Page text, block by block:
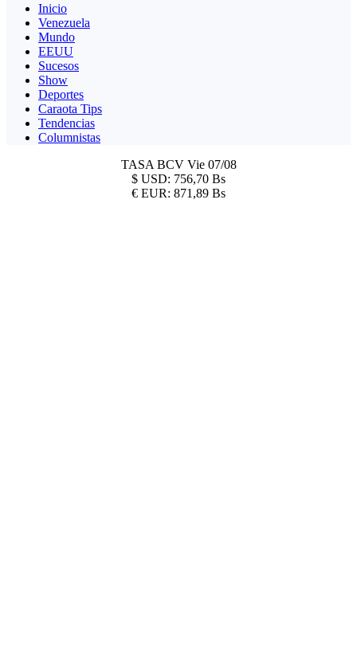
Inicio
Venezuela
Mundo
EEUU
Sucesos
Show
Deportes
Caraota Tips
Tendencias
Columnistas
TASA BCV Vie 07/08
$ USD: 756,70 Bs
€ EUR: 871,89 Bs